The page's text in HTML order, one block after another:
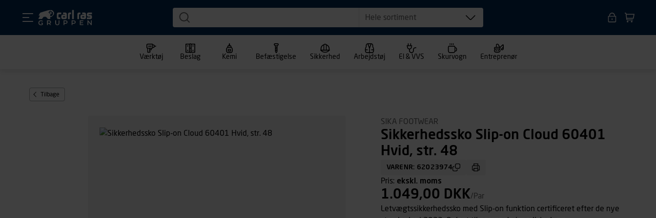
Hele sortiment
Værktøj Beslag Kemi Befæstigelse Sikkerhed Arbejdstøj El & VVS Skurvogn Entreprenør
Tilbage
SIKA FOOTWEAR
Sikkerhedssko Slip-on Cloud 60401
Hvid, str. 48
VARENR: 62023974
Pris: ekskl. moms
1.049,00 DKK/Par
Letvægtssikkerhedssko med Slip-on funktion certificeret efter de nye